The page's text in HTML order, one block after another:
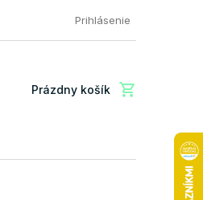
FAQ: Najčastejšie otázky zákazníkov
Prihlásenie
Nákupný
Prázdny košík